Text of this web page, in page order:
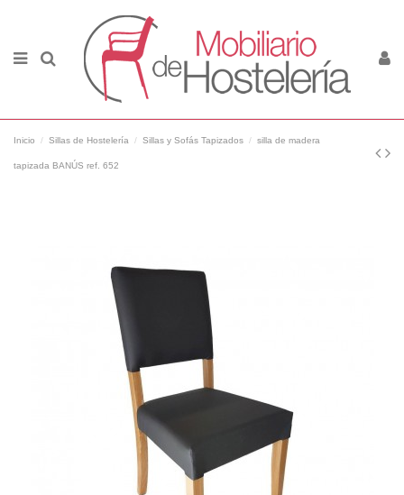
Inicio Sillas de Hostelería Sillas y Sofás Tapizados silla de madera
tapizada BANÚS ref. 652